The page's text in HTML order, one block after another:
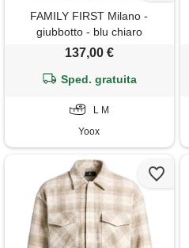
FAMILY FIRST Milano -
giubbotto - blu chiaro
137,00 €
Sped. gratuita
L M
Yoox